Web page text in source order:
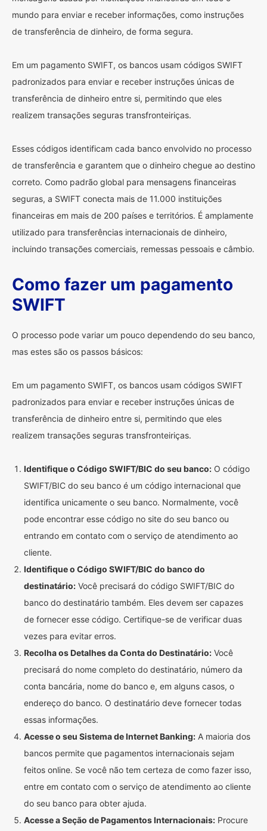
mundo para enviar e receber informações, como instruções
de transferência de dinheiro, de forma segura.
Em um pagamento SWIFT, os bancos usam códigos SWIFT
padronizados para enviar e receber instruções únicas de
transferência de dinheiro entre si, permitindo que eles
realizem transações seguras transfronteiriças.
Esses códigos identificam cada banco envolvido no processo
de transferência e garantem que o dinheiro chegue ao destino
correto. Como padrão global para mensagens financeiras
seguras, a SWIFT conecta mais de 11.000 instituições
financeiras em mais de 200 países e territórios. É amplamente
utilizado para transferências internacionais de dinheiro,
incluindo transações comerciais, remessas pessoais e câmbio.
Como fazer um pagamento
SWIFT
O processo pode variar um pouco dependendo do seu banco,
mas estes são os passos básicos:
Em um pagamento SWIFT, os bancos usam códigos SWIFT
padronizados para enviar e receber instruções únicas de
transferência de dinheiro entre si, permitindo que eles
realizem transações seguras transfronteiriças.
Identifique o Código SWIFT/BIC do seu banco: O código
SWIFT/BIC do seu banco é um código internacional que
identifica unicamente o seu banco. Normalmente, você
pode encontrar esse código no site do seu banco ou
entrando em contato com o serviço de atendimento ao
cliente.
Identifique o Código SWIFT/BIC do banco do
destinatário: Você precisará do código SWIFT/BIC do
banco do destinatário também. Eles devem ser capazes
de fornecer esse código. Certifique-se de verificar duas
vezes para evitar erros.
Recolha os Detalhes da Conta do Destinatário: Você
precisará do nome completo do destinatário, número da
conta bancária, nome do banco e, em alguns casos, o
endereço do banco. O destinatário deve fornecer todas
essas informações.
Acesse o seu Sistema de Internet Banking: A maioria dos
bancos permite que pagamentos internacionais sejam
feitos online. Se você não tem certeza de como fazer isso,
entre em contato com o serviço de atendimento ao cliente
do seu banco para obter ajuda.
Acesse a Seção de Pagamentos Internacionais: Procure